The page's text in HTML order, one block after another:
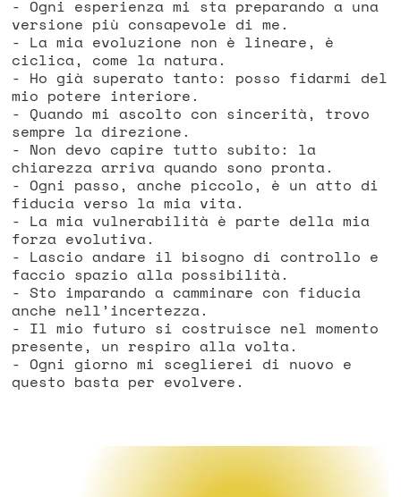
- Ogni esperienza mi sta preparando a una
versione più consapevole di me.
- La mia evoluzione non è lineare, è
ciclica, come la natura.
- Ho già superato tanto: posso fidarmi del
mio potere interiore.
- Quando mi ascolto con sincerità, trovo
sempre la direzione.
- Non devo capire tutto subito: la
chiarezza arriva quando sono pronta.
- Ogni passo, anche piccolo, è un atto di
fiducia verso la mia vita.
- La mia vulnerabilità è parte della mia
forza evolutiva.
- Lascio andare il bisogno di controllo e
faccio spazio alla possibilità.
- Sto imparando a camminare con fiducia
anche nell’incertezza.
- Il mio futuro si costruisce nel momento
presente, un respiro alla volta.
- Ogni giorno mi sceglierei di nuovo e
questo basta per evolvere.